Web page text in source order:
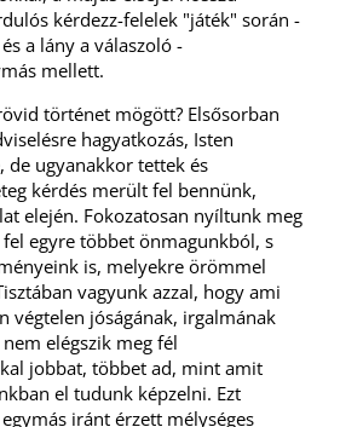
kérdezz-felelek "játék" során -
a lány a válaszoló -
mellett.
történet mögött? Elsősorban
hagyatkozás, Isten
de ugyanakkor tettek és
kérdés merült fel bennünk,
elején. Fokozatosan nyíltunk meg
egyre többet önmagunkból, s
is, melyekre örömmel
vagyunk azzal, hogy ami
végtelen jóságának, irgalmának
elégszik meg fél
jobbat, többet ad, mint amit
el tudunk képzelni. Ezt
iránt érzett mélységes